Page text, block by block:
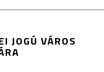
JOGÚ VÁROS